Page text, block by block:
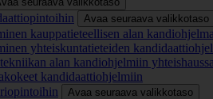
Avaa seuraava valikkotaso
kauppatieteellisen alan
yhteiskuntatieteiden
alan kandiohjelmiin yhteishaussa
kandidaattiohjelmiin
Avaa seuraava valikkotaso